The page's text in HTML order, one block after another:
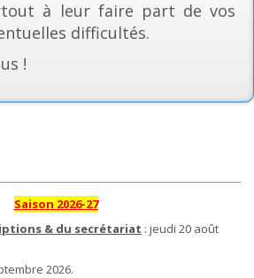
à leur faire part de vos
difficultés.
!
Saison 2026-27
& du secrétariat : jeudi 20 août
2026.